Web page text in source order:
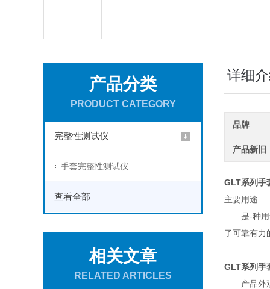
产品分类
PRODUCT CATEGORY
完整性测试仪
手套完整性测试仪
查看全部
相关文章
RELATED ARTICLES
详细
品牌
产品新旧
GLT系列手
主要用途
是-种用于
了可靠有力
GLT系列手
产品外观